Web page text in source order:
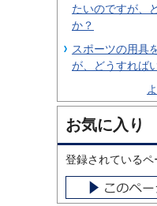
たいのですが、
か？
スポーツの用具
が、どうすれば
お気に入り
登録されているペ